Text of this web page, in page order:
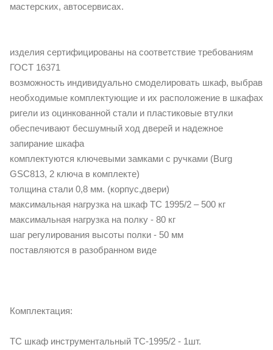
мастерских, автосервисах.
изделия сертифицированы на соответствие требованиям
ГОСТ 16371
возможность индивидуально смоделировать шкаф, выбрав
необходимые комплектующие и их расположение в шкафах
ригели из оцинкованной стали и пластиковые втулки
обеспечивают бесшумный ход дверей и надежное
запирание шкафа
комплектуются ключевыми замками с ручками (Burg
GSC813, 2 ключа в комплекте)
толщина стали 0,8 мм. (корпус,двери)
максимальная нагрузка на шкаф ТС 1995/2 – 500 кг
максимальная нагрузка на полку - 80 кг
шаг регулирования высоты полки - 50 мм
поставляются в разобранном виде
Комплектация:
TC шкаф инструментальный TC-1995/2 - 1шт.